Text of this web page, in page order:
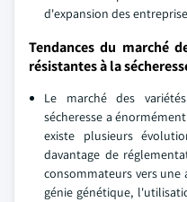
d'expansion des
Tendances du marché
résistantes à la
Le marché des
sécheresse a
existe plusieurs
davantage de
consommateurs vers une
génie génétique,